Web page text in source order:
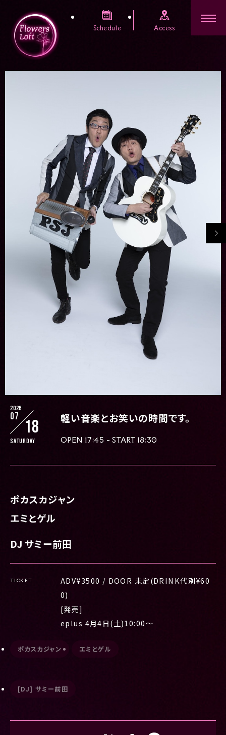
Schedule Access
2026
07
18
Saturday
軽い音楽とお笑いの時間です。
OPEN 17:45 - START 18:30
ポカスカジャン
エミとゲル
DJ サミー前田
TICKET
ADV¥3500 / DOOR 未定(DRINK代別¥60
0)
[発売]
eplus 4月4日(土)10:00〜
ポカスカジャン エミとゲル
[DJ] サミー前田